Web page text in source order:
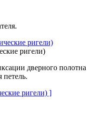
ригели)
дверного полотна
петель.
ригели) ]